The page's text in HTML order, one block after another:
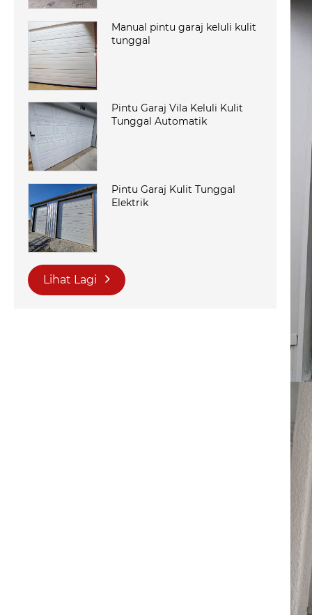
Manual pintu garaj keluli kulit
tunggal
Pintu Garaj Vila Keluli Kulit
Tunggal Automatik
Pintu Garaj Kulit Tunggal
Elektrik
Lihat Lagi